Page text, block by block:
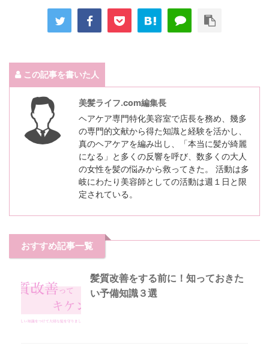
この記事を書いた人
美髪ライフ.com編集長
ヘアケア専門特化美容室で店長を務め、幾多
の専門的文献から得た知識と経験を活かし、
真のヘアケアを編み出し、「本当に髪が綺麗
になる」と多くの反響を呼び、数多くの大人
の女性を髪の悩みから救ってきた。 活動は多
岐にわたり美容師としての活動は週１日と限
定されている。
おすすめ記事一覧
髪質改善をする前に！知っておきた
い予備知識３選